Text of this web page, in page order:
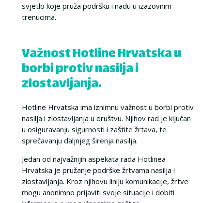
svjetlo koje pruža podršku i nadu u izazovnim
trenucima.
Važnost Hotline Hrvatska u
borbi protiv nasilja i
zlostavljanja.
Hotline Hrvatska ima iznimnu važnost u borbi protiv
nasilja i zlostavljanja u društvu. Njihov rad je ključan
u osiguravanju sigurnosti i zaštite žrtava, te
sprečavanju daljnjeg širenja nasilja.
Jedan od najvažnijih aspekata rada Hotlinea
Hrvatska je pružanje podrške žrtvama nasilja i
zlostavljanja. Kroz njihovu liniju komunikacije, žrtve
mogu anonimno prijaviti svoje situacije i dobiti